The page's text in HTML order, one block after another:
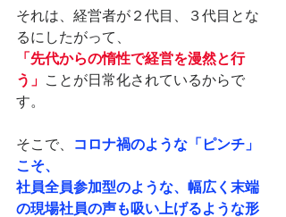
それは、経営者が２代目、３代目とな
るにしたがって、
「先代からの惰性で経営を漫然と行
う」 ことが日常化されているからで
す。
そこで、
コロナ禍のような「ピンチ」
こそ、
社員全員参加型のような、幅広く末端
の現場社員の声も吸い上げるような形